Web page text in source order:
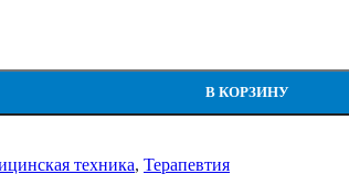
В КОРЗИНУ
техника, Терапевтия